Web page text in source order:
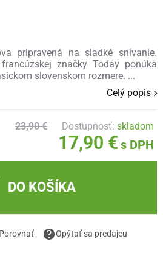
pripravená na sladké snívanie.
značky Today ponúka
slovenskom rozmere. ...
Celý popis
23,90 € Dostupnosť:skladom
17,90 € s DPH
DO KOŠÍKA
Porovnať Opýtať sa predajcu